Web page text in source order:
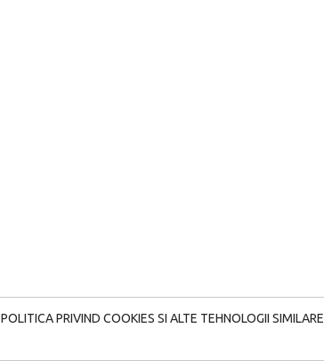
POLITICA PRIVIND COOKIES SI ALTE TEHNOLOGII SIMILARE